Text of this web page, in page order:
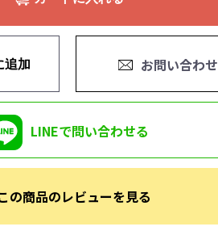
追加 お問い合わせ
LINEで問い合わせる
の商品のレビューを見る